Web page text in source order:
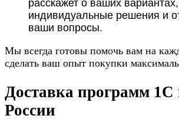
расскажет о ваших
индивидуальные решения и
ваши вопросы.
Мы всегда готовы помочь вам на
сделать ваш опыт покупки
Доставка программ 1С
России